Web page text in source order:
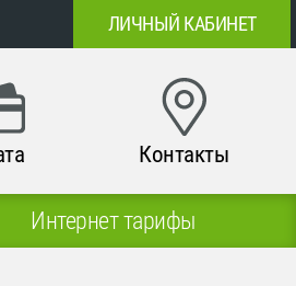
ЛИЧНЫЙ КАБИНЕТ
Контакты
Интернет тарифы